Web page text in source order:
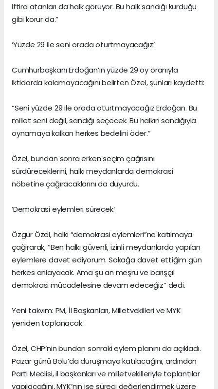
iftira atanları da halk görüyor. Bu halk sandığı kurduğu
gibi korur da.”
‘Yüzde 29 ile seni orada oturtmayacağız’
Cumhurbaşkanı Erdoğan’ın yüzde 29 oy oranıyla
iktidarda kalamayacağını belirten Özel, şunları kaydetti:
“Seni yüzde 29 ile orada oturtmayacağız Erdoğan. Bu
millet seni değil, sandığı seçecek. Bu halkın sandığıyla
oynamaya kalkan herkes bedelini öder.”
Özel, bundan sonra erken seçim çağrısını
sürdüreceklerini, halkı meydanlarda demokrasi
nöbetine çağıracaklarını da duyurdu.
‘Demokrasi eylemleri sürecek’
Özgür Özel, halkı “demokrasi eylemleri”ne katılmaya
çağırarak, “Ben halkı güvenli, izinli meydanlarda yapılan
eylemlere davet ediyorum. Sokağa davet ettiğim gün
herkes anlayacak. Ama şu an meşru ve barışçıl
demokrasi mücadelesine devam edeceğiz” dedi.
Yeni takvim: PM, İl Başkanları, Milletvekilleri ve MYK
yeniden toplanacak
Özel, CHP’nin bundan sonraki eylem planını da açıkladı.
Pazar günü Bolu’da duruşmaya katılacağını, ardından
Parti Meclisi, il başkanları ve milletvekilleriyle toplantılar
yapılacağını, MYK’nın ise süreci değerlendirmek üzere